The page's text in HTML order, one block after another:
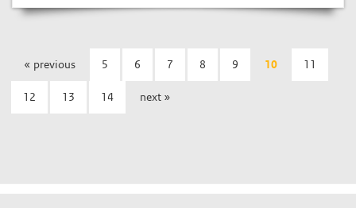
« previous 5 6 7 8 9 10 11
12 13 14 next »